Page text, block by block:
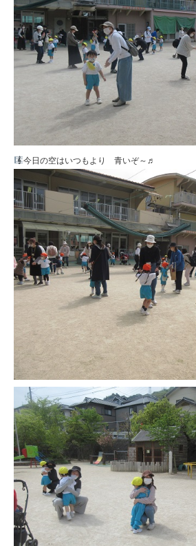
今日の空はいつもより 青いぞ～♬